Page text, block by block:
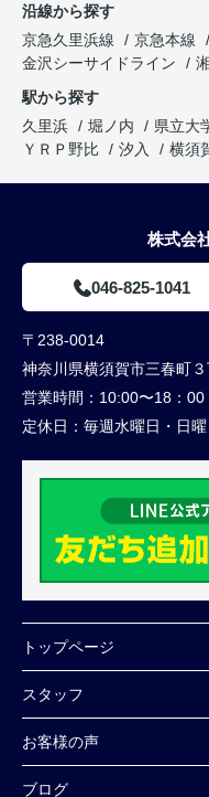
沿線から探す
京急久里浜線
京急本線
金沢シーサイドライン
駅から探す
久里浜
堀ノ内 県立大
ＹＲＰ野比
汐入 横須
株式会
046-825-1041
〒238-0014
神奈川県横須賀市三春町
営業時間： 10:00〜18：00
定休日： 毎週水曜日・日曜
トップページ
スタッフ
お客様の声
ブログ